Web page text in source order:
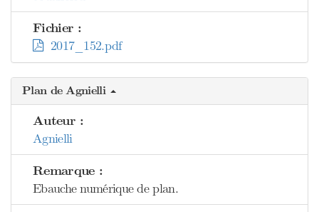
Fichier :
2017_152.pdf
Plan de Agnielli
Auteur :
Agnielli
Remarque :
Ebauche numérique de plan.